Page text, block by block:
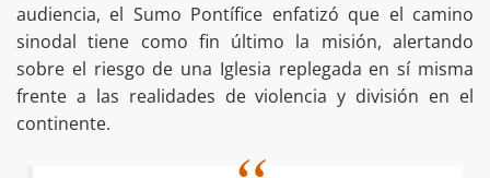
audiencia, el Sumo Pontífice enfatizó que el camino
sinodal tiene como fin último la misión, alertando
sobre el riesgo de una Iglesia replegada en sí misma
frente a las realidades de violencia y división en el
continente.